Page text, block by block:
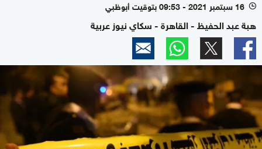
l 16 سبتمبر 2021 - 09:53 بتوقيت أبوظبي
هبة عبد الحفيظ - القاهرة - سكاي نيوز عربية